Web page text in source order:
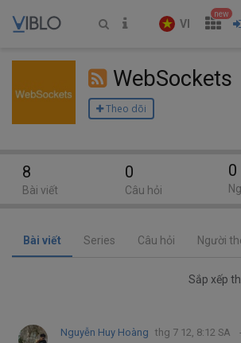
VI
new
WebSockets
Theo dõi
Bài viết Series Câu hỏi Người
Sắp xếp
Nguyễn Huy Hoàng thg 7 12, 8:12 SA
8
Bài viết
0
Câu hỏi
0